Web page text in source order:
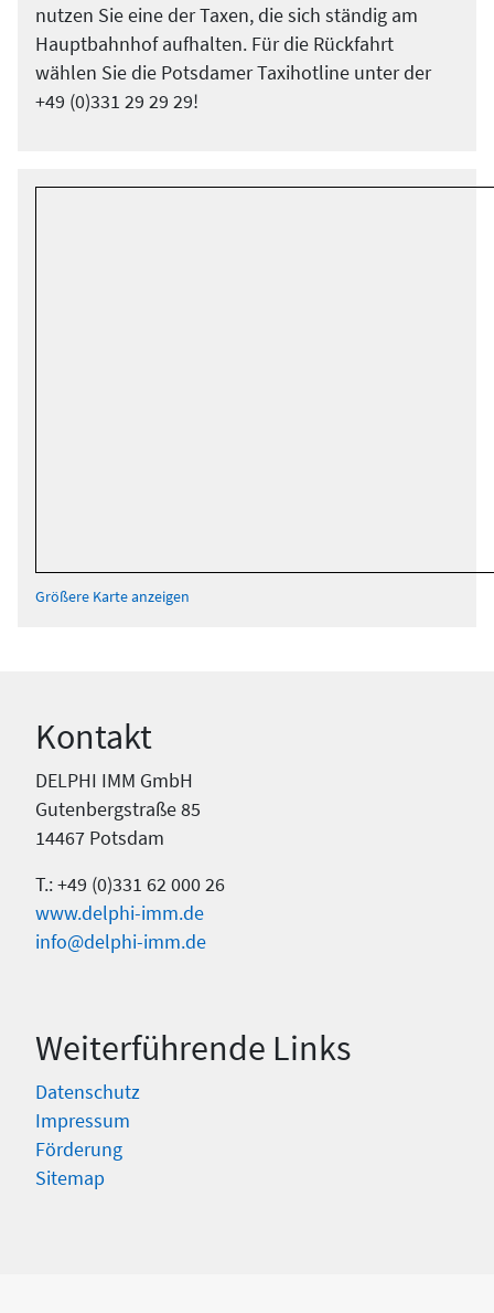
nutzen Sie eine der Taxen, die sich ständig am
Hauptbahnhof aufhalten. Für die Rückfahrt
wählen Sie die Potsdamer Taxihotline unter der
+49 (0)331 29 29 29!
Größere Karte anzeigen
Kontakt
DELPHI IMM GmbH
Gutenbergstraße 85
14467 Potsdam
T.: +49 (0)331 62 000 26
www.delphi-imm.de
info@delphi-imm.de
Weiterführende Links
Datenschutz
Impressum
Förderung
Sitemap